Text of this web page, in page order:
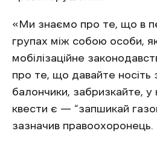
«Ми знаємо про те, що в
групах між собою особи,
мобілізаційне
про те, що давайте носіть
балончики, забризкайте, у
квести є — “запшикай
зазначив правоохоронець.